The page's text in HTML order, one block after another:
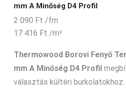
mm A Minőség D4 Profil
2 090 Ft /fm
17 416 Ft /m²
Thermowood Borovi Fenyő
mm A Minőség D4 Profil
választás kültéri burkolatokhoz.